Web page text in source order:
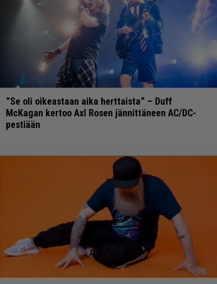
”Se oli oikeastaan aika herttaista” – Duff
McKagan kertoo Axl Rosen jännittäneen AC/DC-
pestiään